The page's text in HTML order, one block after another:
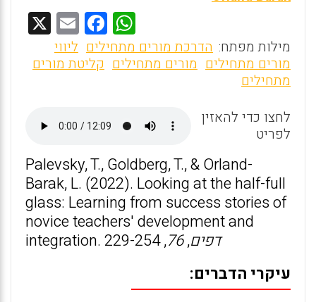
W
h
at
A
p
p
F
a
ce
o
o
k
E
m
ai
מילות מפתח: הדרכת מורים מתחילים ליווי
מורים מתחילים מורים מתחילים קליטת מורים
מתחילים
לחצו כדי להאזין
לפריט
Palevsky, T., Goldberg, T., & Orland-
Barak, L. (2022). Looking at the half-full
glass: Learning from success stories of
novice teachers' development and
integration.
דפים,
76
, 229-254
עיקרי הדברים: